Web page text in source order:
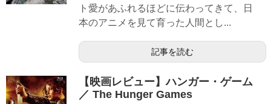
ト愛があふれるほどに伝わってきて、日
本のアニメを見て育った人間とし...
記事を読む
【映画レビュー】ハンガー・ゲーム
／ The Hunger Games